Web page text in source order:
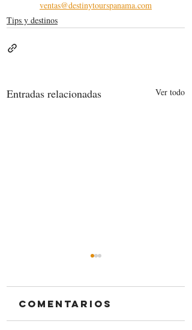
ventas@destinytourspanama.com
Tips y destinos
Entradas relacionadas Ver todo
Comentarios